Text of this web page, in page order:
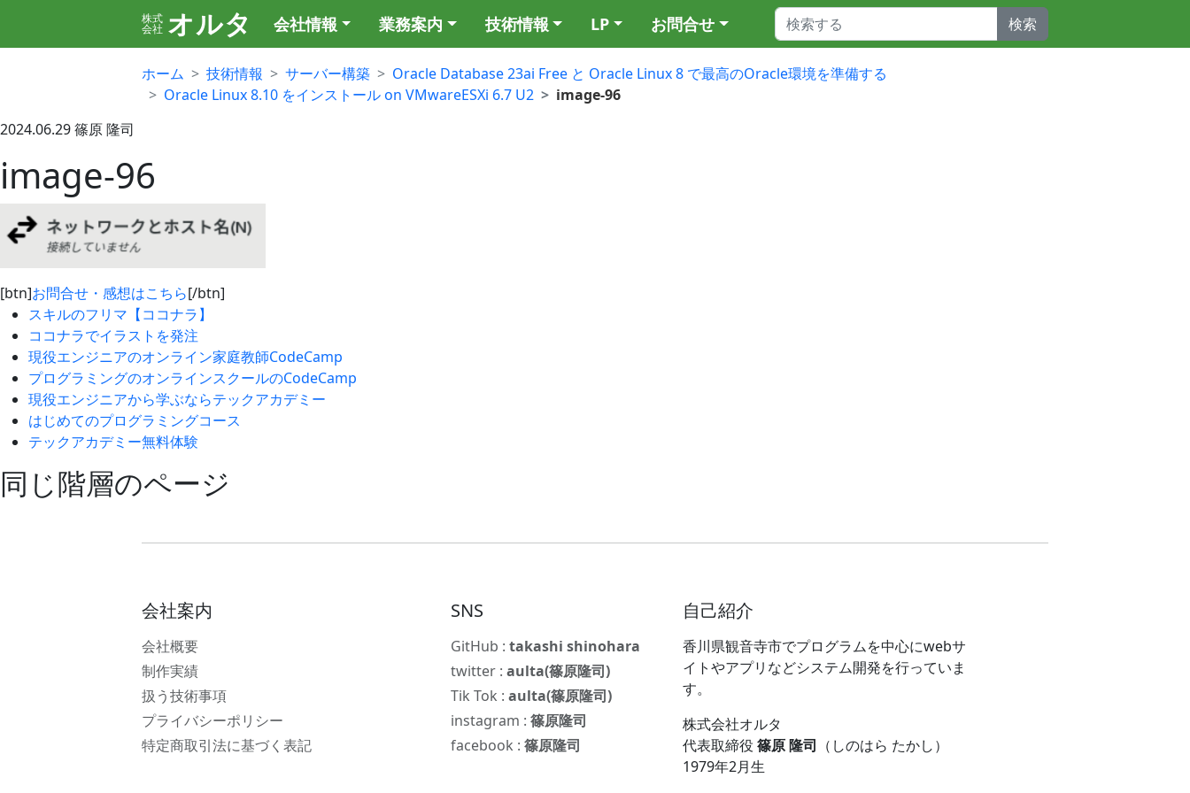
株式
会社 オルタ 会社情報 業務案内 技術情報 LP お問合せ 検索
ホーム 技術情報 サーバー構築
Oracle Database 23ai Free と Oracle Linux 8 で最高のOracle環境を準備する
Oracle Linux 8.10 をインストール on VMwareESXi 6.7 U2
image-96
2024.06.29篠原 隆司
image-96
[btn]お問合せ・感想はこちら[/btn]
スキルのフリマ【ココナラ】
ココナラでイラストを発注
現役エンジニアのオンライン家庭教師CodeCamp
プログラミングのオンラインスクールのCodeCamp
現役エンジニアから学ぶならテックアカデミー
はじめてのプログラミングコース
テックアカデミー無料体験
同じ階層のページ
会社案内
会社概要
制作実績
扱う技術事項
プライバシーポリシー
特定商取引法に基づく表記
SNS
GitHub :takashi shinohara
twitter :aulta(篠原隆司)
Tik Tok :aulta(篠原隆司)
instagram :篠原隆司
facebook :篠原隆司
自己紹介
香川県観音寺市でプログラムを中心にwebサ
イトやアプリなどシステム開発を行っていま
す。
株式会社オルタ
代表取締役篠原 隆司 （しのはら たかし）
1979年2月生